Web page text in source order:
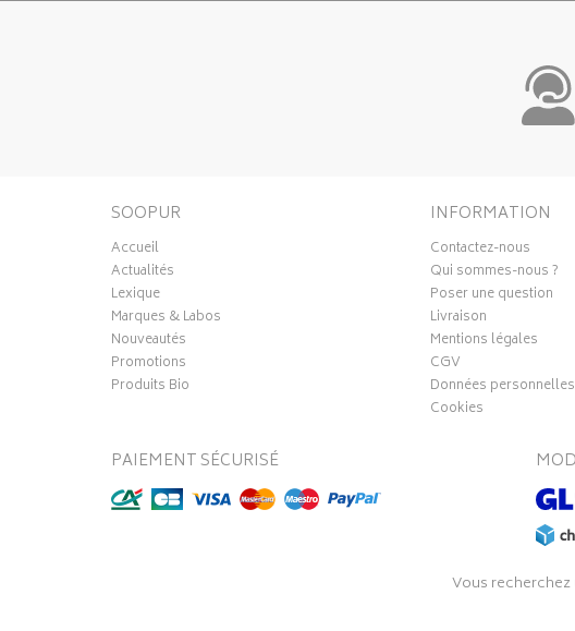
SOOPUR
Accueil
Actualités
Lexique
Marques & Labos
Nouveautés
Promotions
Produits Bio
INFORMATION
Contactez-nous
Qui sommes-nous ?
Poser une question
Livraison
Mentions légales
CGV
Données personnelles
Cookies
PAIEMENT SÉCURISÉ
Vous recherchez